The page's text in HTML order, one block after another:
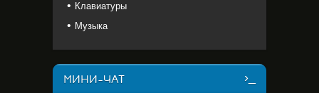
Клавиатуры
Музыка
МИНИ-ЧАТ